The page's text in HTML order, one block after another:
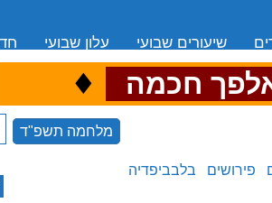
עלון שבועי שיעורים שבועי
חכמה ♦
מלחמה תשפ"ד
פירושים בלבביפדיה